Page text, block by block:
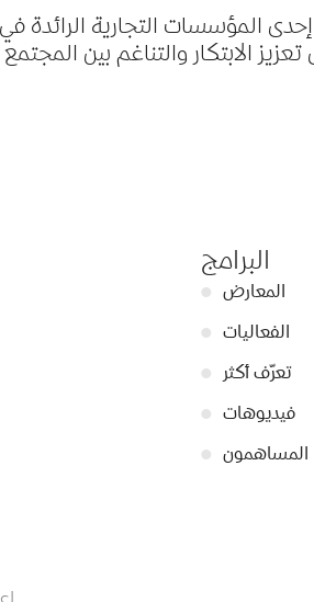
المؤسسات التجارية الرائدة
تعزيز الابتكار والتناغم بين
البرامج
● المعارض
● الفعاليات
●
تعرّف أكثر
● فيديوهات
● المساهمون